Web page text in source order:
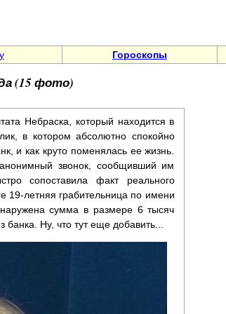
Гороскопы
(15 фото)
Небраска, который находится в
в котором абсолютно спокойно
и как круто поменялась ее жизнь.
звонок, сообщивший им
сопоставила факт реального
19-летняя грабительница по имени
сумма в размере 6 тысяч
Ну, что тут еще добавить...